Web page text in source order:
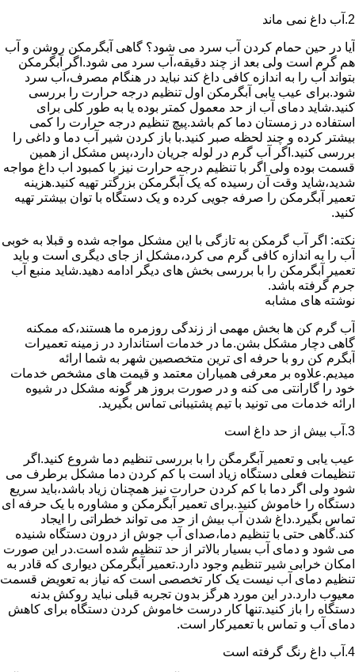
2.آب داغ نمی ماند
آیا در حین حمام کردن آب سرد می شود؟ گاهی آبگرمکن روشن و آب
هم گرم است ولی بعد از چند دقیقه،آب سرد می شود.اگر آبگرمکن
بتواند آب را به اندازه کافی داغ کند نباید در هنگام مصرف،آب سرد
شود.برای عیب یابی آبگرمکن اول تنظیم درجه حرارت را بررسی
کنید.شاید دمای آب از حد معمول کمتر بوده یا به طور کلی برای
استفاده در زمستان دما کم باشد.پیچ تنظیم درجه حرارت را کمی
بیشتر کرده و چند لحظه صبر کنید.با باز کردن شیر آب دما و داغی را
بررسی کنید.اگر آب گرم در لوله جریان دارد،پس مشکل از همین
قسمت بوده ولی اگر با تنظیم درجه حرارت نیز با کمبود اب داغ مواجه
شدید،شاید وقت آن رسیده که یک آبگرمکن بزرگتر تهیه کنید.هزینه
تعمیر آبگرمکن را صرفه جویی کرده و یک دستگاه با توان بیشتر تهیه
کنید.
نکته: اگر آب گرمکن به تازگی با این مشکل مواجه شده و قبلا به خوبی
آب را به اندازه کافی گرم می کرد،مشکل از جای دیگری است و باید
تعمیر آبگرمکن را با بررسی بخش های دیگر ادامه دهید.شاید منبع آب
جرم گرفته باشد.
نوشته های مشابه
آب گرم کن ها بخش مهمی از زندگی روزمره ما هستند،که ممکنه
گاهی دچار مشکل بشن.ما در خدمات استاندارد در زمینه تعمیرات
آبگرم کن رو با حرفه ای ترین متخصصین شهر به شما ارائه
میدیم.علاوه بر معرفی همیاران معتمد و قیمت های مشخص خدمات
خود را گارانتی می کنه و در صورت بروز هر گونه مشکل در شیوه
ارائه خدمات می تونید با تیم پشتیبانی تماس بگیرید.
3.آب بیش از حد داغ است
عیب یابی و تعمیر آبگرمگن را با بررسی تنظیم دما شروع کنید.اگر
تنظیمات فعلی دستگاه زیاد است با کم کردن دما مشکل برطرف می
شود ولی اگر دما با کم کردن حرارت نیز همچنان زیاد باشد،باید سریع
دستگاه را خاموش کنید.برای تعمیر آبگرمکن و مشاوره با یک حرفه ای
تماس بگیرد.داغ شدن آب بیش از حد می تواند خطراتی را ایجاد
کند.گاهی حتی با تنظیم دما،صدای آب جوش از درون دستگاه شنیده
می شود و دمای آب بسیار بالاتر از حد تنظیم شده است.در این صورت
امکان خرابی شیر تنظیم وجود دارد.تعمیر آبگرمکن دیواری که قادر به
تنظیم دمای آب نیست یک کار تخصصی است که نیاز به تعویض قسمت
معیوب دارد.در این مورد هرگز بدون تجربه قبلی نباید روکش بدنه
دستگاه را باز کنید.تنها کار درست خاموش کردن دستگاه برای کاهش
دمای آب و تماس با تعمیرکار است.
4.آب داغ رنگ گرفته است